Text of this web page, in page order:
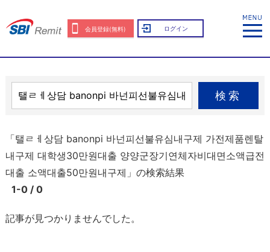
会員登録(無料) ログイン
検索
「탤ㄹㅔ상담 banonpi 바넌피선불유심내구제 가전제품렌탈
내구제 대학생30만원대출 양양군장기연체자비대면소액급전
대출 소액대출50만원내구제」の検索結果
1-0 / 0
記事が見つかりませんでした。